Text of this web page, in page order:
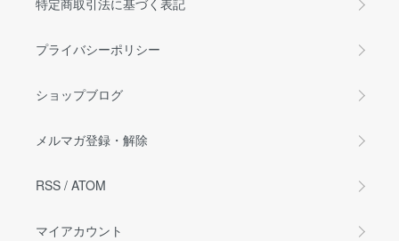
特定商取引法に基づく表記
プライバシーポリシー
ショップブログ
メルマガ登録・解除
RSS / ATOM
マイアカウント